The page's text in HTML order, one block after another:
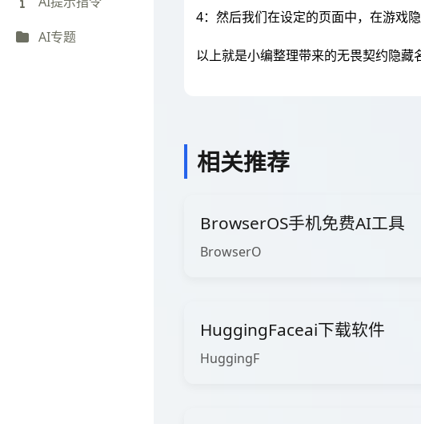
AI专题
4：然后我们在设定的页面中，在游戏
以上就是小编整理带来的无畏契约隐
相关推荐
BrowserOS手机免费AI工具
BrowserO
HuggingFaceai下载软件
HuggingF